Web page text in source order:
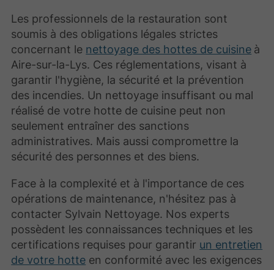
Les professionnels de la restauration sont
soumis à des obligations légales strictes
concernant le nettoyage des hottes de cuisine à
Aire-sur-la-Lys. Ces réglementations, visant à
garantir l'hygiène, la sécurité et la prévention
des incendies. Un nettoyage insuffisant ou mal
réalisé de votre hotte de cuisine peut non
seulement entraîner des sanctions
administratives. Mais aussi compromettre la
sécurité des personnes et des biens.
Face à la complexité et à l'importance de ces
opérations de maintenance, n'hésitez pas à
contacter Sylvain Nettoyage. Nos experts
possèdent les connaissances techniques et les
certifications requises pour garantir un entretien
de votre hotte en conformité avec les exigences